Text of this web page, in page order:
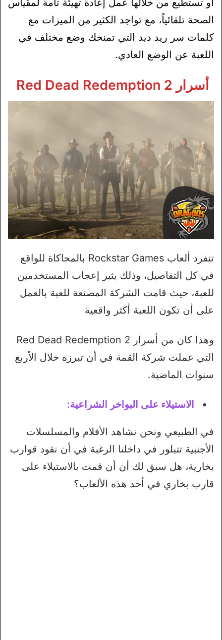
أو تستطيع من خلالها عمل إعادة تهيئة تامة لمقياس
الصحة تلقائياً، مع تواجد الكثير من الميزات مع
كلمات سر ريد ديد التي تمنحك وضع مختلف في
اللعبة عن الوضع العادي.
أسرار Red Dead Redemption 2
تنفرد ألعاب Rockstar Games بالمحاكاة للواقع
في كل التفاصيل، وذلك يثير إعجاب المستخدمين
للعبة، حيث قامت الشركة المصنعة للعبة بالعمل
على أن تكون اللعبة أكثر واقعية
التي عملت شركة القمة في أن تبرزه خلال الأربع
سنوات الماضية.
الاستيلاء على البواخر الشراعية:
في الطبيعي ونحن نشاهد الأفلام والمسلسلات
الأجنبية تتبلور في داخلنا الرغبة في أن نقود قوارب
بخارية، هل سبق لك أن أن قمت بالاستيلاء على
قارب بخاري في أحد هذه الألعاب؟